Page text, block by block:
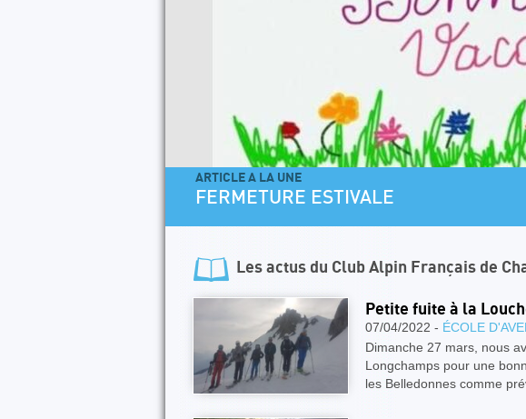
ARTICLE A LA UNE
FERMETURE ESTIVALE
Les actus du Club Alpin Français de
Petite fuite à la
07/04/2022 - ÉCOLE
Dimanche 27 mars, nous
Longchamps pour une
les Belledonnes comme